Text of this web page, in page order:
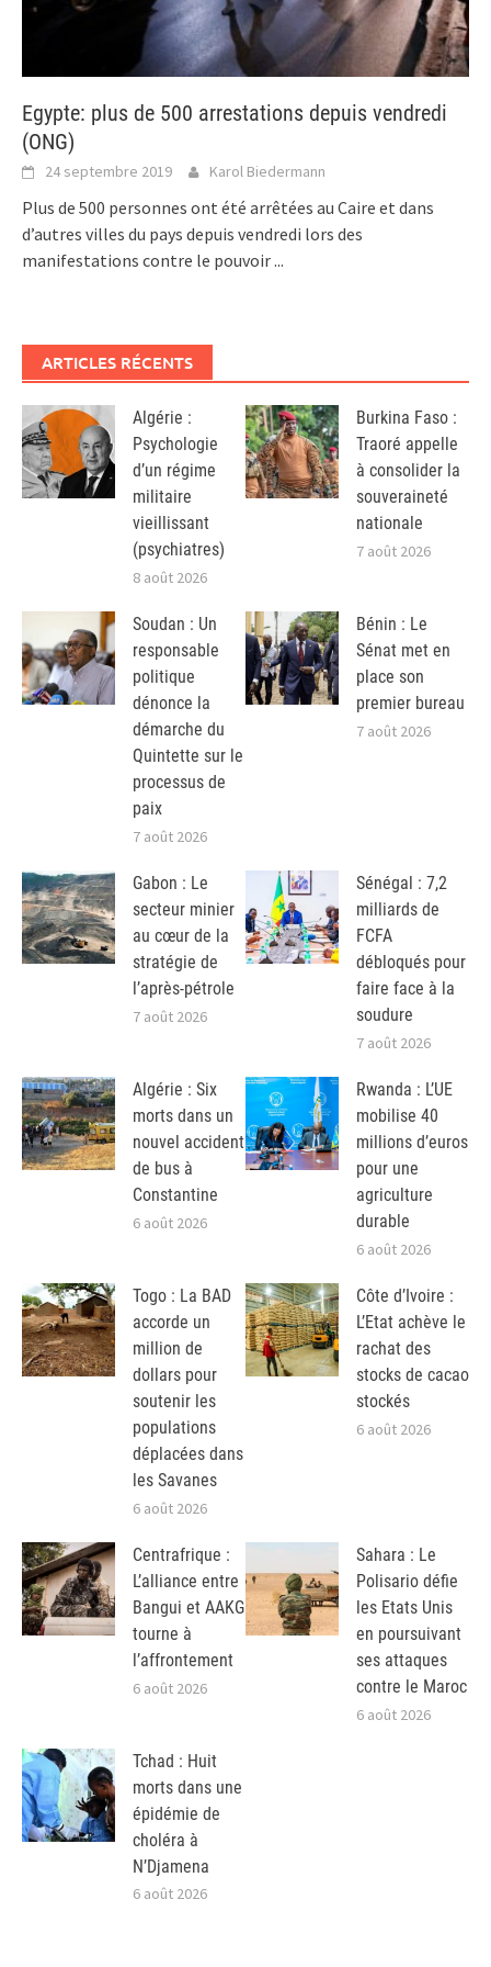
Egypte: plus de 500 arrestations depuis vendredi
(ONG)
24 septembre 2019 Karol Biedermann
Plus de 500 personnes ont été arrêtées au Caire et dans
d’autres villes du pays depuis vendredi lors des
manifestations contre le pouvoir...
ARTICLES RÉCENTS
Algérie :
Psychologie
d’un régime
militaire
vieillissant
(psychiatres)
8 août 2026
Burkina Faso :
Traoré appelle
à consolider la
souveraineté
nationale
7 août 2026
Soudan : Un
responsable
politique
dénonce la
démarche du
Quintette sur le
processus de
paix
7 août 2026
Bénin : Le
Sénat met en
place son
premier bureau
7 août 2026
Gabon : Le
secteur minier
au cœur de la
stratégie de
l’après-pétrole
7 août 2026
Sénégal : 7,2
milliards de
FCFA
débloqués pour
faire face à la
soudure
7 août 2026
Algérie : Six
morts dans un
nouvel accident
de bus à
Constantine
6 août 2026
Rwanda : L’UE
mobilise 40
millions d’euros
pour une
agriculture
durable
6 août 2026
Togo : La BAD
accorde un
million de
dollars pour
soutenir les
populations
déplacées dans
les Savanes
6 août 2026
Côte d’Ivoire :
L’Etat achève le
rachat des
stocks de cacao
stockés
6 août 2026
Centrafrique :
L’alliance entre
Bangui et AAKG
tourne à
l’affrontement
6 août 2026
Sahara : Le
Polisario défie
les Etats Unis
en poursuivant
ses attaques
contre le Maroc
6 août 2026
Tchad : Huit
morts dans une
épidémie de
choléra à
N’Djamena
6 août 2026